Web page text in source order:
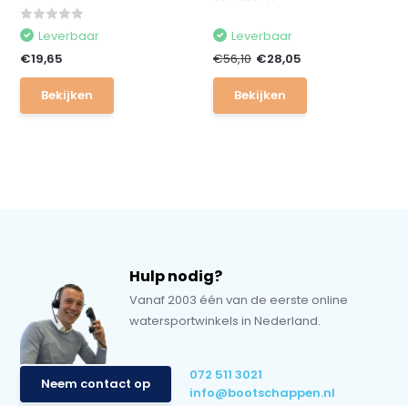
Leverbaar
€19,65
Bekijken
Leverbaar
€56,10 €28,05
Bekijken
Hulp nodig?
Vanaf 2003 één van de eerste online
watersportwinkels in Nederland.
Neem contact op
072 511 3021
info@bootschappen.nl